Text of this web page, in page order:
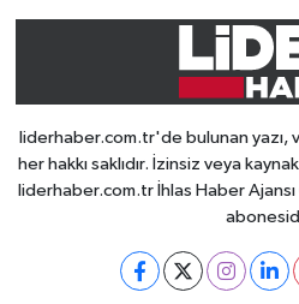
liderhaber.com.tr'de bulunan
her hakkı saklıdır. İzinsiz veya
liderhaber.com.tr İhlas Haber